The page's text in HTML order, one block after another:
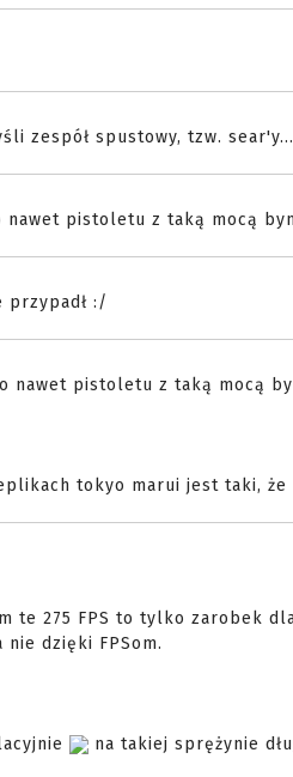
zespół spustowy, tzw. sear'y...
pistoletu z taką mocą
przypadł :/
nawet pistoletu z taką mocą
tokyo marui jest taki, że
te 275 FPS to tylko zarobek
dzięki FPSom.
na takiej sprężynie